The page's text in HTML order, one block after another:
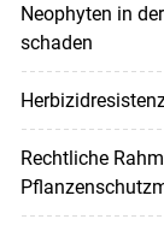
Neophyten in
schaden
Rechtliche